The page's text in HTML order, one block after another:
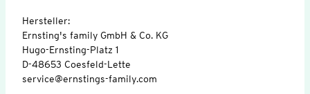
Hersteller:
Ernsting's family GmbH & Co. KG
Hugo-Ernsting-Platz 1
D-48653 Coesfeld-Lette
service@ernstings-family.com